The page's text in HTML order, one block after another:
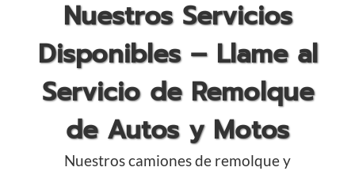
Nuestros Servicios
Disponibles – Llame al
Servicio de Remolque
de Autos y Motos
Nuestros camiones de remolque y